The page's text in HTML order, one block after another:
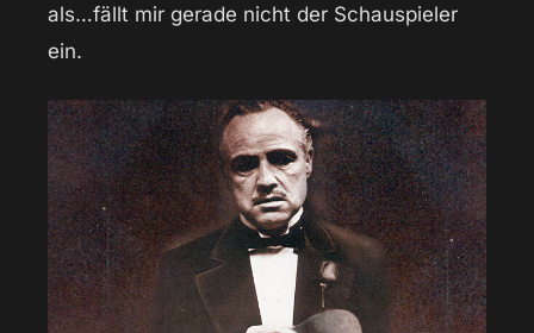
als…fällt mir gerade nicht der Schauspieler
ein.